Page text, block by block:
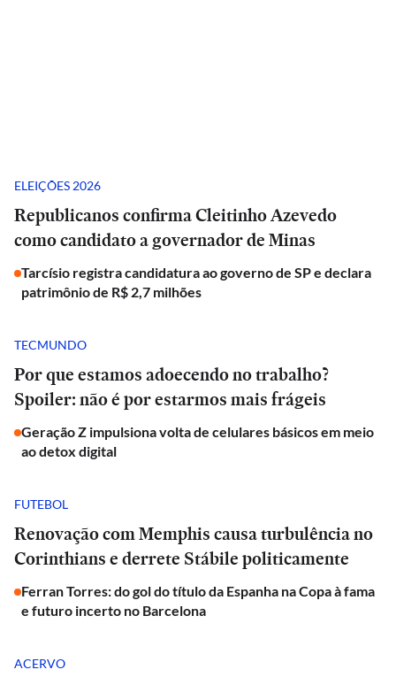
ELEIÇÕES 2026
Republicanos confirma Cleitinho Azevedo
como candidato a governador de Minas
Tarcísio registra candidatura ao governo de SP e declara
patrimônio de R$ 2,7 milhões
TECMUNDO
Por que estamos adoecendo no trabalho?
Spoiler: não é por estarmos mais frágeis
Geração Z impulsiona volta de celulares básicos em meio
ao detox digital
FUTEBOL
Renovação com Memphis causa turbulência no
Corinthians e derrete Stábile politicamente
Ferran Torres: do gol do título da Espanha na Copa à fama
e futuro incerto no Barcelona
ACERVO